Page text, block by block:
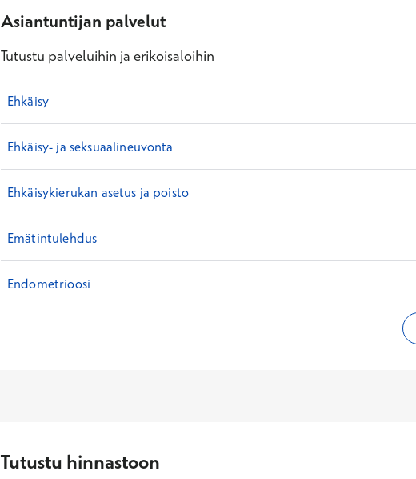
Asiantuntijan palvelut
Tutustu palveluihin ja erikoisaloihin
Ehkäisy
Ehkäisy- ja seksuaalineuvonta
Ehkäisykierukan asetus ja poisto
Emätintulehdus
Endometrioosi
Tutustu hinnastoon